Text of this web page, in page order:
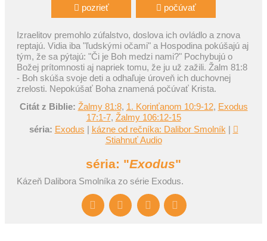
pozrieť počúvať
Izraelitov premohlo zúfalstvo, doslova ich ovládlo a znova
reptajú. Vidia iba "ľudskými očami" a Hospodina pokúšajú aj
tým, že sa pýtajú: "Či je Boh medzi nami?" Pochybujú o
Božej prítomnosti aj napriek tomu, že ju už zažili. Žalm 81:8
- Boh skúša svoje deti a odhaľuje úroveň ich duchovnej
zrelosti. Nepokúšať Boha znamená počúvať Krista.
Citát z Biblie: Žalmy 81:8, 1. Korinťanom 10:9-12, Exodus
17:1-7, Žalmy 106:12-15
séria: Exodus | kázne od rečníka: Dalibor Smolník |
Stiahnuť Audio
séria: "Exodus"
Kázeň Dalibora Smolníka zo série Exodus.